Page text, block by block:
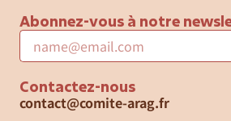
Abonnez-vous à notre
Contactez-nous
contact@comite-arag.fr